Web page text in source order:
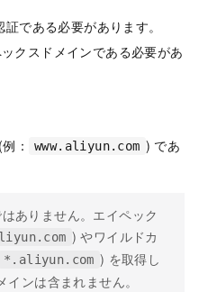
である必要があります。
クスドメインである必要があ
： www.aliyun.com ) であ
ありません。エイペック
) やワイルドカ
*.aliyun.com ) を取得し
インは含まれません。